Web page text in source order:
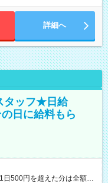
詳細へ
タッフ★日給
日に給料もら